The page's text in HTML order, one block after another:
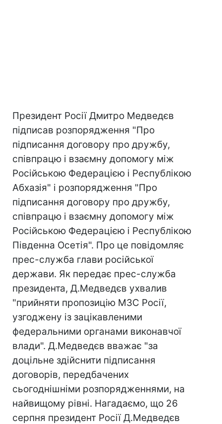
Президент Росії Дмитро Медведєв
підписав розпорядження "Про
підписання договору про дружбу,
співпрацю і взаємну допомогу між
Російською Федерацією і Республікою
Абхазія" і розпорядження "Про
підписання договору про дружбу,
співпрацю і взаємну допомогу між
Російською Федерацією і Республікою
Південна Осетія". Про це повідомляє
прес-служба глави російської
держави. Як передає прес-служба
президента, Д.Медведєв ухвалив
"прийняти пропозицію МЗС Росії,
узгоджену із зацікавленими
федеральними органами виконавчої
влади". Д.Медведєв вважає "за
доцільне здійснити підписання
договорів, передбачених
сьогоднішніми розпорядженнями, на
найвищому рівні. Нагадаємо, що 26
серпня президент Росії Д.Медведєв